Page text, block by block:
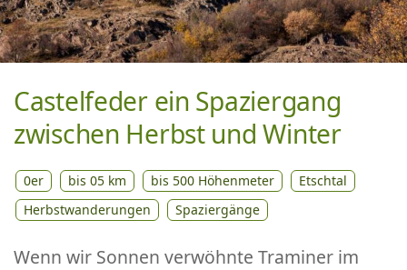
Castelfeder ein Spaziergang
zwischen Herbst und Winter
0er bis 05 km bis 500 Höhenmeter
Etschtal
Herbstwanderungen
Spaziergänge
Wenn wir Sonnen verwöhnte Traminer im